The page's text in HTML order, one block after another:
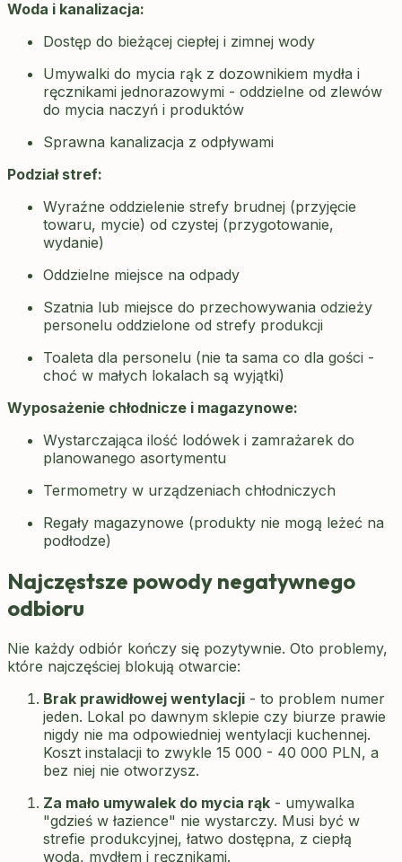
Woda i kanalizacja:
Dostęp do bieżącej ciepłej i zimnej wody
Umywalki do mycia rąk z dozownikiem mydła i
ręcznikami jednorazowymi - oddzielne od zlewów
do mycia naczyń i produktów
Sprawna kanalizacja z odpływami
Podział stref:
Wyraźne oddzielenie strefy brudnej (przyjęcie
towaru, mycie) od czystej (przygotowanie,
wydanie)
Oddzielne miejsce na odpady
Szatnia lub miejsce do przechowywania odzieży
personelu oddzielone od strefy produkcji
Toaleta dla personelu (nie ta sama co dla gości -
choć w małych lokalach są wyjątki)
Wyposażenie chłodnicze i magazynowe:
Wystarczająca ilość lodówek i zamrażarek do
planowanego asortymentu
Termometry w urządzeniach chłodniczych
Regały magazynowe (produkty nie mogą leżeć na
podłodze)
Najczęstsze powody negatywnego
odbioru
Nie każdy odbiór kończy się pozytywnie. Oto problemy,
które najczęściej blokują otwarcie:
Brak prawidłowej wentylacji - to problem numer
jeden. Lokal po dawnym sklepie czy biurze prawie
nigdy nie ma odpowiedniej wentylacji kuchennej.
Koszt instalacji to zwykle 15 000 - 40 000 PLN, a
bez niej nie otworzysz.
Za mało umywalek do mycia rąk - umywalka
"gdzieś w łazience" nie wystarczy. Musi być w
strefie produkcyjnej, łatwo dostępna, z ciepłą
wodą, mydłem i ręcznikami.